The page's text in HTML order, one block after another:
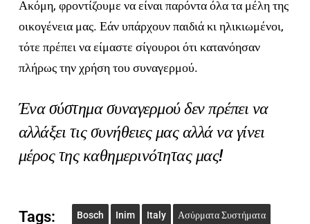
Ακόμη, φροντίζουμε να είναι παρόντα όλα τα μέλη της
οικογένεια μας. Εάν υπάρχουν παιδιά κι ηλικιωμένοι,
τότε πρέπει να είμαστε σίγουροι ότι κατανόησαν
πλήρως την χρήση του συναγερμού.
Ένα σύστημα συναγερμού δεν πρέπει να
αλλάξει τις συνήθειες μας αλλά να γίνει
μέρος της καθημερινότητας μας!
Tags: Bosch Inim Italy Ασύρματα Συστήματα